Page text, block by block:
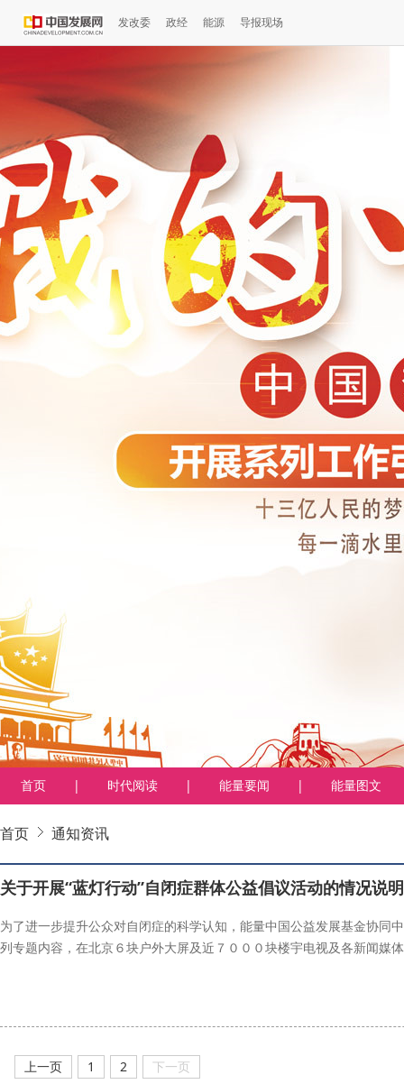
发改委 政经 能源 导报现场
首页 | 时代阅读 | 能量要闻 | 能量图文
首页 通知资讯
关于开展“蓝灯行动”自闭症群体公益倡议活动的情况说明
为了进一步提升公众对自闭症的科学认知，能量中国公益发展基金协同
列专题内容，在北京６块户外大屏及近７０００块楼宇电视及各新闻媒
上一页 1 2 下一页